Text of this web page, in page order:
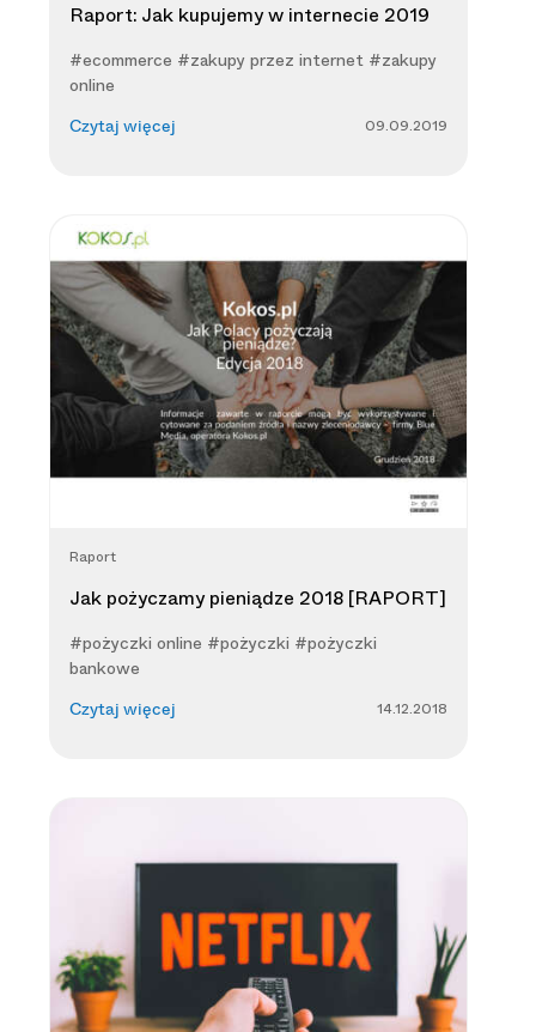
Raport: Jak kupujemy w internecie 2019
#ecommerce #zakupy przez internet #zakupy
online
Czytaj więcej 09.09.2019
Raport
Jak pożyczamy pieniądze 2018 [RAPORT]
#pożyczki online #pożyczki #pożyczki
bankowe
Czytaj więcej 14.12.2018